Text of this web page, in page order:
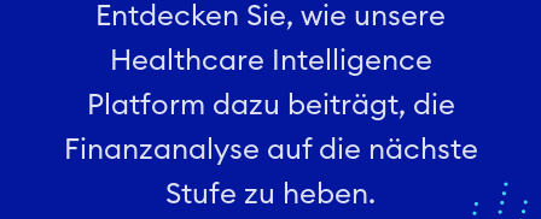
Entdecken Sie, wie unsere
Healthcare Intelligence
Platform dazu beiträgt, die
Finanzanalyse auf die nächste
Stufe zu heben.